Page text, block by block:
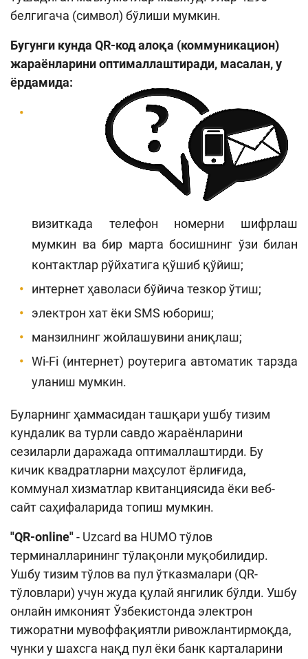
белгигача (символ) бўлиши мумкин.
Бугунги кунда QR-код алоқа (коммуникацион)
жараёнларини оптималлаштиради, масалан, у
ёрдамида:
визиткада телефон номерни шифрлаш
мумкин ва бир марта босишнинг ўзи билан
контактлар рўйхатига қўшиб қўйиш;
интернет ҳаволаси бўйича тезкор ўтиш;
электрон хат ёки SMS юбориш;
манзилнинг жойлашувини аниқлаш;
Wi-Fi (интернет) роутерига автоматик тарзда
уланиш мумкин.
Буларнинг ҳаммасидан ташқари ушбу тизим
кундалик ва турли савдо жараёнларини
сезиларли даражада оптималлаштирди. Бу
кичик квадратларни маҳсулот ёрлиғида,
коммунал хизматлар квитанциясида ёки веб-
сайт саҳифаларида топиш мумкин.
"QR-online"- Uzcard ва HUMO тўлов
терминалларининг тўлақонли муқобилидир.
Ушбу тизим тўлов ва пул ўтказмалари (QR-
тўловлари) учун жуда қулай янгилик бўлди. Ушбу
онлайн имконият Ўзбекистонда электрон
тижоратни мувоффақиятли ривожлантирмоқда,
чунки у шахсга нақд пул ёки банк карталарини